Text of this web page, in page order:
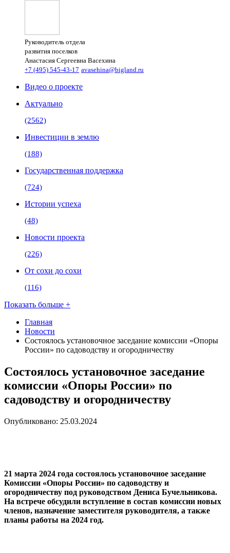
Руководитель отдела
развития поселков
Анастасия Сергеевна Васехина
+7 (495) 545-43-17 avasehina@bigland.ru
Видео о проекте
Актуально
(2562)
Инвестиции в землю
(188)
Государственная поддержка
(724)
Истории успеха
(48)
Новости проекта
(226)
От сохи до сохи
(116)
Показать больше +
Главная
Новости
Состоялось установочное заседание комиссии «Опоры
России» по садоводству и огородничеству
Состоялось установочное заседание
комиссии «Опоры России» по
садоводству и огородничеству
Опубликовано: 25.03.2024
21 марта 2024 года состоялось установочное заседание
Комиссии «Опоры России» по садоводству и
огородничеству под руководством Дениса Бучельникова.
На встрече обсудили вступление в состав комиссии новых
членов, назначение заместителя руководителя, а также
планы работы на 2024 год.